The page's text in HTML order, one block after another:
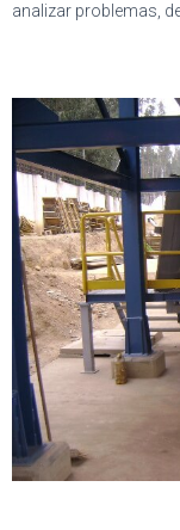
analizar problemas,